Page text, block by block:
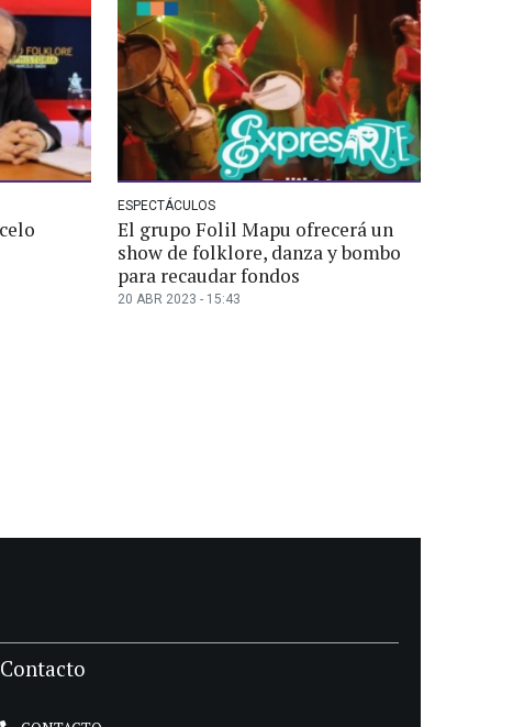
ESPECTÁCULOS
El grupo Folil Mapu ofrecerá un
show de folklore, danza y bombo
para recaudar fondos
20 ABR 2023 - 15:43
Contacto